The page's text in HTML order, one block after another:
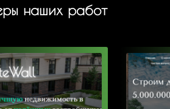
наших работ